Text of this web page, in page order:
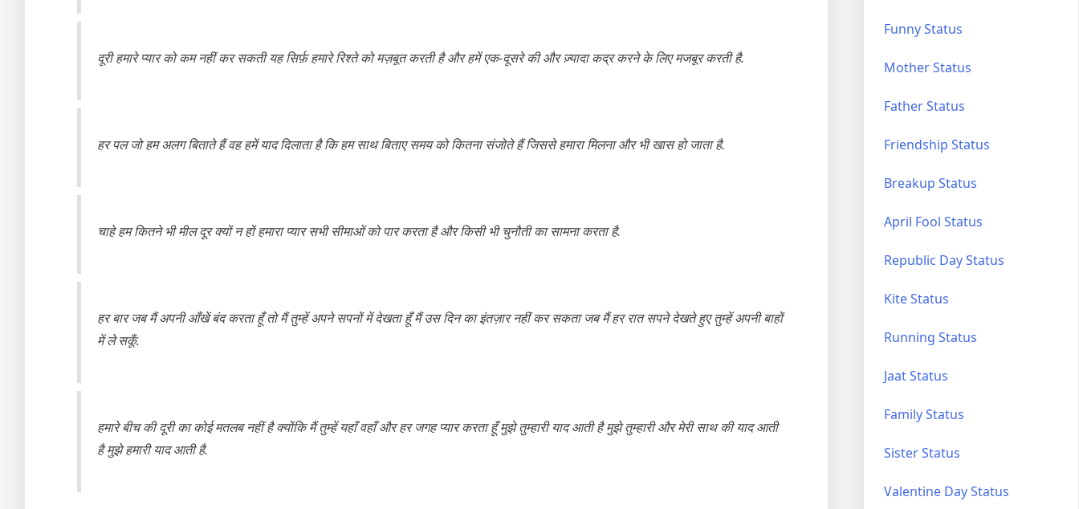
दूरी हमारे प्यार को कम नहीं कर सकती यह सिर्फ़ हमारे रिश्ते को मज़बूत करती है और हमें एक-दूसरे की और ज़्यादा कद्र करने के लिए मजबूर करती है.
हर पल जो हम अलग बिताते हैं वह हमें याद दिलाता है कि हम साथ बिताए समय को कितना संजोते हैं जिससे हमारा मिलना और भी खास हो जाता है.
चाहे हम कितने भी मील दूर क्यों न हों हमारा प्यार सभी सीमाओं को पार करता है और किसी भी चुनौती का सामना करता है.
हर बार जब मैं अपनी आँखें बंद करता हूँ तो मैं तुम्हें अपने सपनों में देखता हूँ मैं उस दिन का इंतज़ार नहीं कर सकता जब मैं हर रात सपने देखते हुए तुम्हें अपनी बाहों
में ले सकूँ.
हमारे बीच की दूरी का कोई मतलब नहीं है क्योंकि मैं तुम्हें यहाँ वहाँ और हर जगह प्यार करता हूँ मुझे तुम्हारी याद आती है मुझे तुम्हारी और मेरी साथ की याद आती
है मुझे हमारी याद आती है.
Funny Status
Mother Status
Father Status
Friendship Status
Breakup Status
April Fool Status
Republic Day Status
Kite Status
Running Status
Jaat Status
Family Status
Sister Status
Valentine Day Status